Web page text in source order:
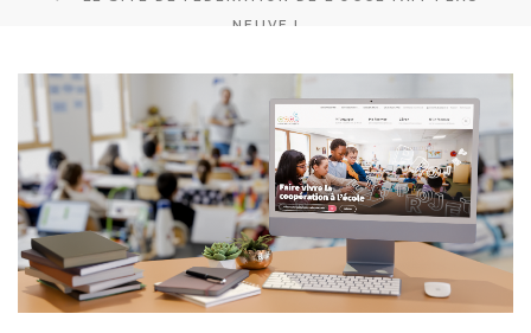
RECHERCHER
CONTACT
NEUVE !